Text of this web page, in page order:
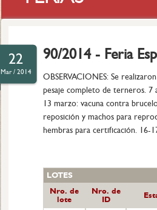
22
Mar / 2014
90/2014 - Feria
OBSERVACIONES: Se
pesaje completo de terneros. 7
13 marzo: vacuna contra
reposición y machos para
hembras para certificación. 16-
LOTES
Nro. de
lote
Nro. de
ID